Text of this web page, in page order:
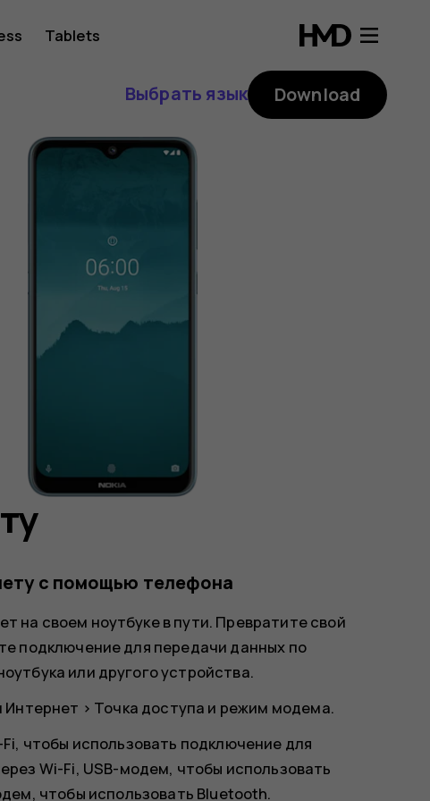
Tablets
Выбрать язык Download
с помощью телефона
на своем ноутбуке в пути. Превратите свой
подключение для передачи данных по
или другого устройства.
Интернет > Точка доступа и режим модема.
, чтобы использовать подключение для
Wi-Fi, USB-модем, чтобы использовать
, чтобы использовать Bluetooth.